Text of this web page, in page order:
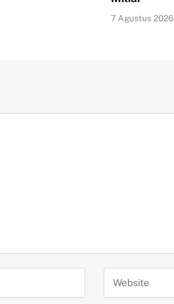
7 Agustus 2026